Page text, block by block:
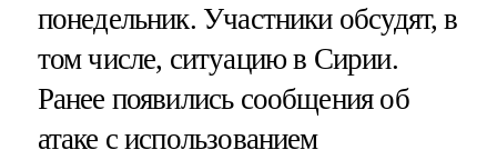
понедельник. Участники обсудят, в
том числе, ситуацию в Сирии.
Ранее появились сообщения об
атаке с использованием